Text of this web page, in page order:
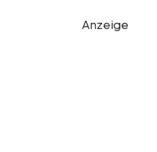
Anzeige